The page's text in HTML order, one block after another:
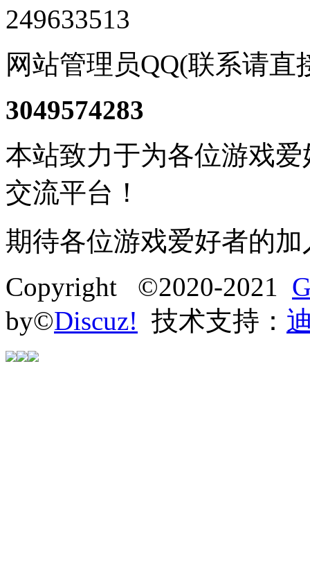
249633513
网站管理员QQ(联系请直
3049574283
本站致力于为各位游戏
交流平台！
期待各位游戏爱好者的加
Copyright ©2020-2021
by©Discuz! 技术支持：